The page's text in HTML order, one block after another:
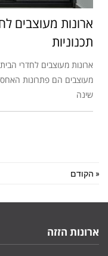
ארונות מעוצבים
תכנוניות
ארונות מעוצבים לחדרי
מעוצבים הם פתרונות
שינה
« הקודם
ארונות הזזה